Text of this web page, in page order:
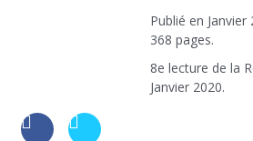
Publié en
368 pages.
8e lecture de la
Janvier 2020.